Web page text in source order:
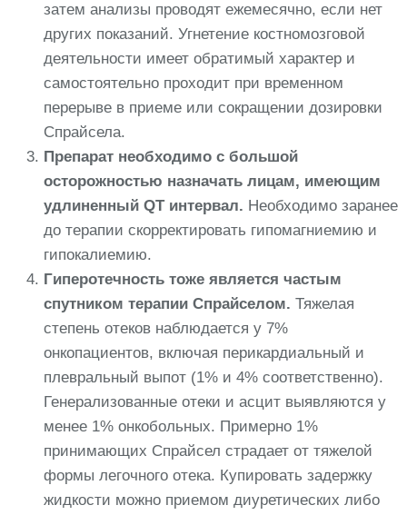
затем анализы проводят ежемесячно, если нет
других показаний. Угнетение костномозговой
деятельности имеет обратимый характер и
самостоятельно проходит при временном
перерыве в приеме или сокращении дозировки
Спрайсела.
Препарат необходимо с большой
осторожностью назначать лицам, имеющим
удлиненный QT интервал. Необходимо заранее
до терапии скорректировать гипомагниемию и
гипокалиемию.
Гиперотечность тоже является частым
спутником терапии Спрайселом. Тяжелая
степень отеков наблюдается у 7%
онкопациентов, включая перикардиальный и
плевральный выпот (1% и 4% соответственно).
Генерализованные отеки и асцит выявляются у
менее 1% онкобольных. Примерно 1%
принимающих Спрайсел страдает от тяжелой
формы легочного отека. Купировать задержку
жидкости можно приемом диуретических либо